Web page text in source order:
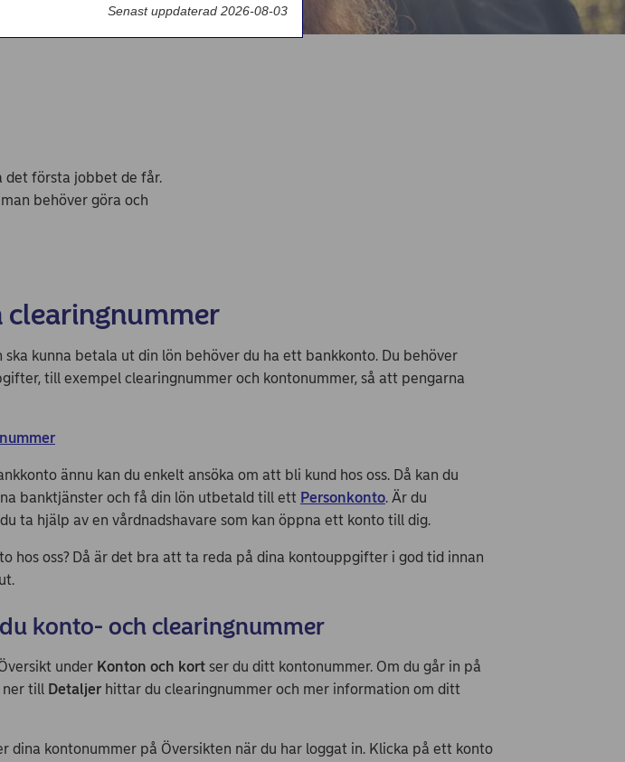
det första jobbet de får.
behöver göra och
clearingnummer
kunna betala ut din lön behöver du ha ett bankkonto. Du behöver
till exempel clearingnummer och kontonummer, så att pengarna
ännu kan du enkelt ansöka om att bli kund hos oss. Då kan du
banktjänster och få din lön utbetald till ett Personkonto. Är du
ta hjälp av en vårdnadshavare som kan öppna ett konto till dig.
hos oss? Då är det bra att ta reda på dina kontouppgifter i god tid innan
konto- och clearingnummer
under Konton och kortser du ditt kontonummer. Om du går in på
ner till Detaljerhittar du clearingnummer och mer information om ditt
dina kontonummer på Översikten när du har loggat in. Klicka på ett konto
Senast uppdaterad 2026-08-03